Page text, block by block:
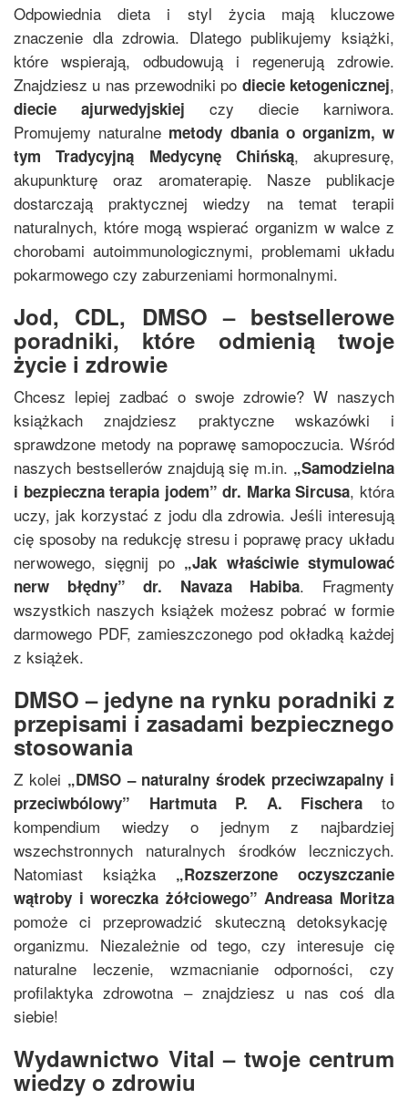
Odpowiednia dieta i styl życia mają kluczowe
znaczenie dla zdrowia. Dlatego publikujemy książki,
które wspierają, odbudowują i regenerują zdrowie.
Znajdziesz u nas przewodniki po diecie ketogenicznej,
diecie ajurwedyjskiej czy diecie karniwora.
Promujemy naturalne metody dbania o organizm, w
tymTradycyjną Medycynę Chińską, akupresurę,
akupunkturę oraz aromaterapię. Nasze publikacje
dostarczają praktycznej wiedzy na temat terapii
naturalnych, które mogą wspierać organizm w walce z
chorobami autoimmunologicznymi, problemami układu
pokarmowego czy zaburzeniami hormonalnymi.
Jod, CDL, DMSO – bestsellerowe
poradniki, które odmienią twoje
życie i zdrowie
Chcesz lepiej zadbać o swoje zdrowie? W naszych
książkach znajdziesz praktyczne wskazówki i
sprawdzone metody na poprawę samopoczucia. Wśród
naszych bestsellerów znajdują się m.in. „Samodzielna
i bezpieczna terapia jodem”dr. Marka Sircusa, która
uczy, jak korzystać z jodu dla zdrowia. Jeśli interesują
cię sposoby na redukcję stresu i poprawę pracy układu
nerwowego, sięgnij po „Jak właściwie stymulować
nerw błędny”dr. Navaza Habiba. Fragmenty
wszystkich naszych książek możesz pobrać w formie
darmowego PDF, zamieszczonego pod okładką każdej
z książek.
DMSO – jedyne na rynku poradniki z
przepisami i zasadami bezpiecznego
stosowania
Z kolei „DMSO – naturalny środek przeciwzapalny i
przeciwbólowy” Hartmuta P. A. Fischera to
kompendium wiedzy o jednym z najbardziej
wszechstronnych naturalnych środków leczniczych.
Natomiast książka „Rozszerzone oczyszczanie
wątroby i woreczka żółciowego”Andreasa Moritza
pomoże ci przeprowadzić skuteczną detoksykację
organizmu. Niezależnie od tego, czy interesuje cię
naturalne leczenie, wzmacnianie odporności, czy
profilaktyka zdrowotna – znajdziesz u nas coś dla
siebie!
Wydawnictwo Vital – twoje centrum
wiedzy o zdrowiu